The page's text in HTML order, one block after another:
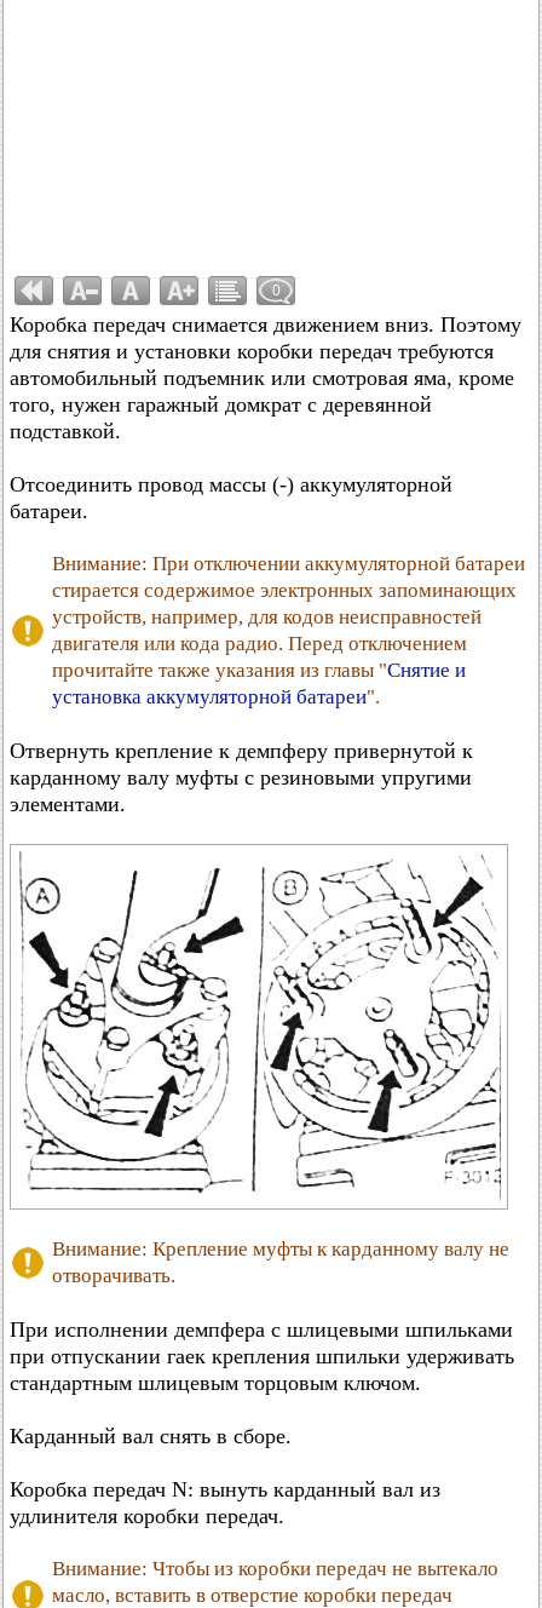
0
Коробка передач снимается движением вниз. Поэтому
для снятия и установки коробки передач требуются
автомобильный подъемник или смотровая яма, кроме
того, нужен гаражный домкрат с деревянной
подставкой.
Отсоединить провод массы (-) аккумуляторной
батареи.
Внимание: При отключении аккумуляторной батареи
стирается содержимое электронных запоминающих
устройств, например, для кодов неисправностей
двигателя или кода радио. Перед отключением
прочитайте также указания из главы "Снятие и
установка аккумуляторной батареи".
Отвернуть крепление к демпферу привернутой к
карданному валу муфты с резиновыми упругими
элементами.
Внимание: Крепление муфты к карданному валу не
отворачивать.
При исполнении демпфера с шлицевыми шпильками
при отпускании гаек крепления шпильки удерживать
стандартным шлицевым торцовым ключом.
Карданный вал снять в сборе.
Коробка передач N: вынуть карданный вал из
удлинителя коробки передач.
Внимание: Чтобы из коробки передач не вытекало
масло, вставить в отверстие коробки передач